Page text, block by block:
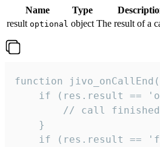
Name Type
result optional object The result of a
function
if (res.result ==
// call
    }
if (res.result ==